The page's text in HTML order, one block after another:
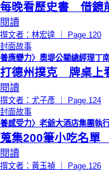
每晚看歷史書 借鏡
閱讀
撰文者：林宏達 ｜ Page.120
封面故事
養應變力〉奧堤公關總經理丁
打德州撲克 牌桌上
閱讀
撰文者：尤子彥 ｜ Page.124
封面故事
養感受力〉老爺大酒店集團執
蒐集200筆小吃名
閱讀
撰文者：黃玉禎 ｜ Page.126